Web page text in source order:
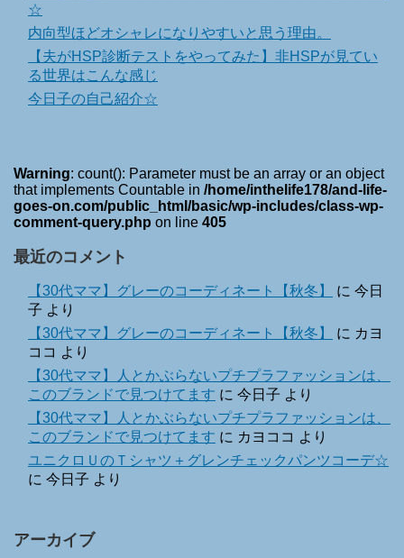
☆
内向型ほどオシャレになりやすいと思う理由。
【夫がHSP診断テストをやってみた】非HSPが見てい
る世界はこんな感じ
今日子の自己紹介☆
Warning: count(): Parameter must be an array or an object
that implements Countable in /home/inthelife178/and-life-
goes-on.com/public_html/basic/wp-includes/class-wp-
comment-query.php on line 405
最近のコメント
【30代ママ】グレーのコーディネート【秋冬】 に 今日
子 より
【30代ママ】グレーのコーディネート【秋冬】
に カヨ
ココ より
【30代ママ】人とかぶらないプチプラファッションは、
このブランドで見つけてます に 今日子 より
【30代ママ】人とかぶらないプチプラファッションは、
このブランドで見つけてます に カヨココ より
ユニクロＵのＴシャツ＋グレンチェックパンツコーデ☆
に 今日子 より
アーカイブ